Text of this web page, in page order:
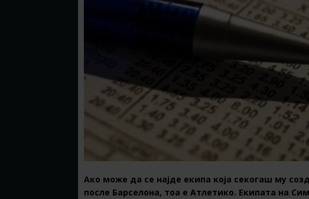
Ако може да се најде екипа која секогаш му
после Барселона, тоа е Атлетико. Екипата на